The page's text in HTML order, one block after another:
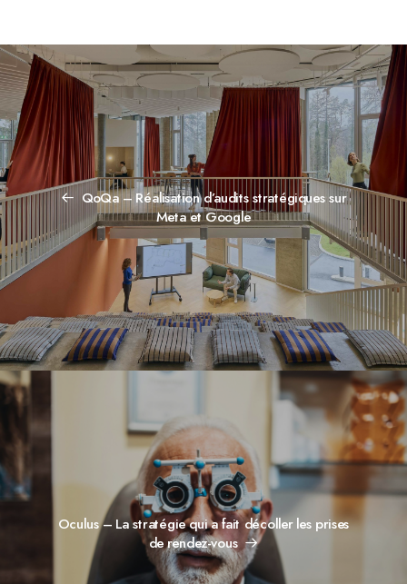
QoQa – Réalisation d’audits stratégiques sur
Meta et Google
Oculus – La stratégie qui a fait décoller les prises
de rendez-vous